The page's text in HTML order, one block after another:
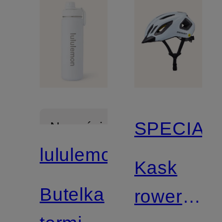
Nowości
lululemon
Butelka
Kask
rowerowy